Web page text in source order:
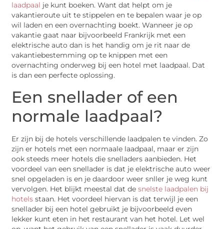
laadpaal je kunt boeken. Want dat helpt om je
vakantieroute uit te stippelen en te bepalen waar je op
wil laden en een overnachting boekt. Wanneer je op
vakantie gaat naar bijvoorbeeld Frankrijk met een
elektrische auto dan is het handig om je rit naar de
vakantiebestemming op te knippen met een
overnachting onderweg bij een hotel met laadpaal. Dat
is dan een perfecte oplossing.
Een snellader of een
normale laadpaal?
Er zijn bij de hotels verschillende laadpalen te vinden. Zo
zijn er hotels met een normaale laadpaal, maar er zijn
ook steeds meer hotels die snelladers aanbieden. Het
voordeel van een snellader is dat je elektrische auto weer
snel opgeladen is en je daardoor weer snller je weg kunt
vervolgen. Het blijkt meestal dat desnelste laadpalen bij
hotels staan. Het voordeel hiervan is dat terwijl je een
snellader bij een hotel gebruikt je bijvoorbeeld even
lekker kunt eten in het restaurant van het hotel. Let wel